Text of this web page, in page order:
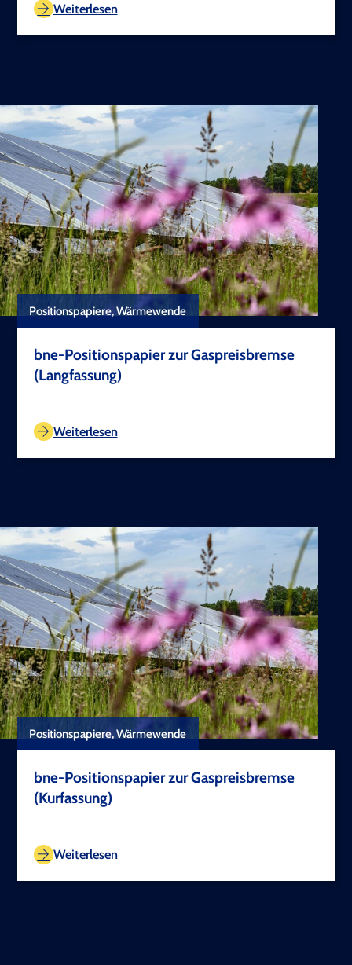
Weiterlesen
Positionspapiere, Wärmewende
bne-Positionspapier zur Gaspreisbremse
(Langfassung)
Weiterlesen
Positionspapiere, Wärmewende
bne-Positionspapier zur Gaspreisbremse
(Kurfassung)
Weiterlesen